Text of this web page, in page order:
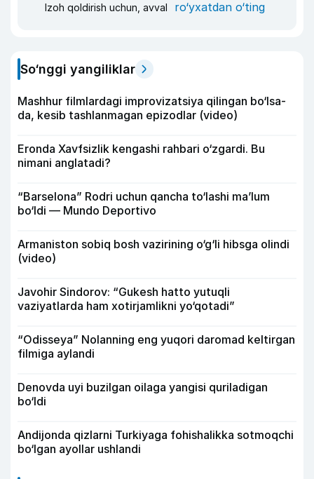
Izoh qoldirish uchun, avval ro‘yxatdan o‘ting
So‘nggi yangiliklar
Mashhur filmlardagi improvizatsiya qilingan bo‘lsa-
da, kesib tashlanmagan epizodlar (video)
Eronda Xavfsizlik kengashi rahbari o‘zgardi. Bu
nimani anglatadi?
“Barselona” Rodri uchun qancha to‘lashi ma’lum
bo‘ldi — Mundo Deportivo
Armaniston sobiq bosh vazirining o‘g‘li hibsga olindi
(video)
Javohir Sindorov: “Gukesh hatto yutuqli
vaziyatlarda ham xotirjamlikni yo‘qotadi”
“Odisseya” Nolanning eng yuqori daromad keltirgan
filmiga aylandi
Denovda uyi buzilgan oilaga yangisi quriladigan
bo‘ldi
Andijonda qizlarni Turkiyaga fohishalikka sotmoqchi
bo‘lgan ayollar ushlandi